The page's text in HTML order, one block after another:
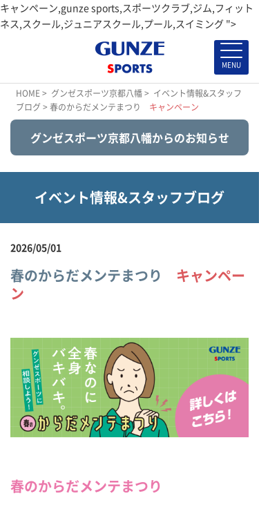
キャンペーン,gunze sports,スポーツクラブ,ジム,フィット
ネス,スクール,ジュニアスクール,プール,スイミング ">
HOME> グンゼスポーツ京都八幡> イベント情報&スタッフ
ブログ> 春のからだメンテまつり キャンペーン
グンゼスポーツ京都八幡からのお知らせ
イベント情報&スタッフブログ
2026/05/01
春のからだメンテまつり キャンペー
ン
春のからだメンテまつり